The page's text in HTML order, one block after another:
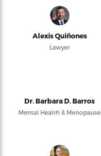
Alexis Quiñones
Lawyer
Dr. Barbara D. Barros
Mental Health & Menopause